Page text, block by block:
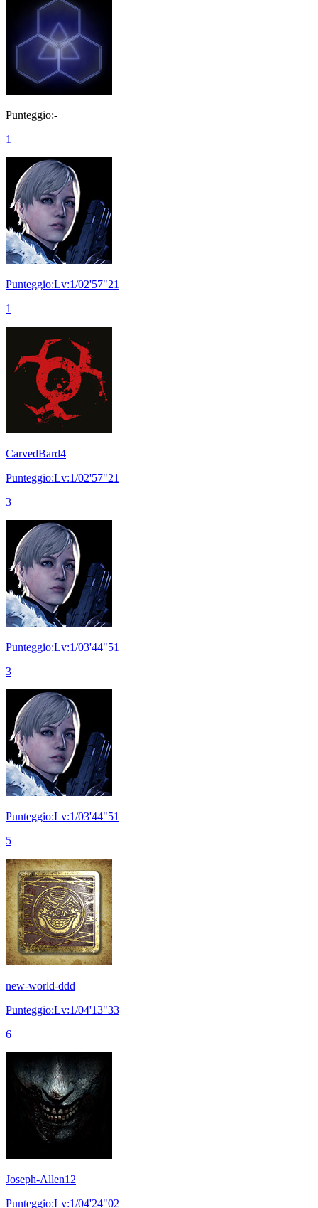
Punteggio:-
1
Punteggio:Lv:1/02'57"21
1
CarvedBard4
Punteggio:Lv:1/02'57"21
3
Punteggio:Lv:1/03'44"51
3
Punteggio:Lv:1/03'44"51
5
new-world-ddd
Punteggio:Lv:1/04'13"33
6
Joseph-Allen12
Punteggio:Lv:1/04'24"02